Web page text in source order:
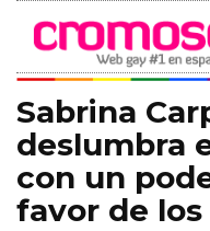
Sabrina
deslumbra
con un
favor de